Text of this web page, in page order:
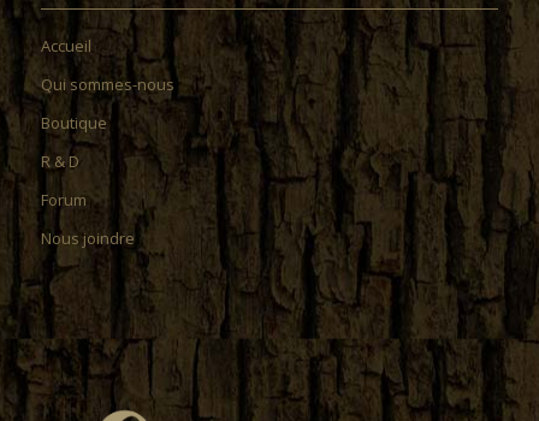
Accueil
Qui sommes-nous
Boutique
R & D
Forum
Nous joindre